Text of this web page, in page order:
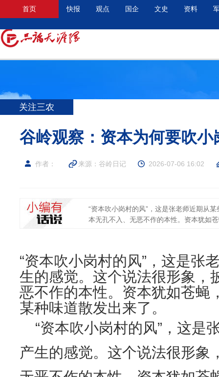
首页 快报 观点 国企 文史 资料
关注三农
谷岭观察：资本为何要吹小
作者： 来源：谷岭日记 2026-07-06 16:02
“资本吹小岗村的风”，这是张老师近期从
本无孔不入、无恶不作的本性。资本犹如
“资本吹小岗村的风”，这是张
生的感觉。这个说法很形象，
恶不作的本性。资本犹如苍蝇
某种味道散发出来了。
“资本吹小岗村的风”，这是
产生的感觉。这个说法很形象